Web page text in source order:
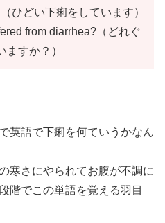
ひどい下痢をしています）
from diarrhea?（どれぐ
ますか？）
英語で下痢を何ていうかなん
寒さにやられてお腹が不調に
階でこの単語を覚える羽目